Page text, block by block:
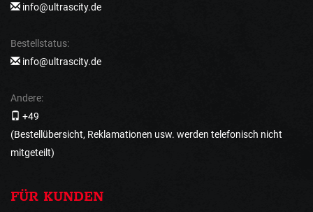
info@ultrascity.de
Bestellstatus:
info@ultrascity.de
Andere:
+49
(Bestellübersicht, Reklamationen usw. werden telefonisch nicht
mitgeteilt)
FÜR KUNDEN